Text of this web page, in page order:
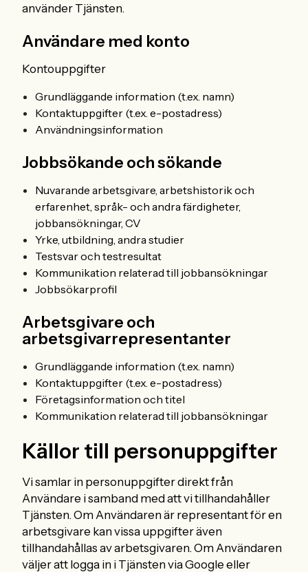
använder Tjänsten.
Användare med konto
Kontouppgifter
Grundläggande information (t.ex. namn)
Kontaktuppgifter (t.ex. e-postadress)
Användningsinformation
Jobbsökande och sökande
Nuvarande arbetsgivare, arbetshistorik och
erfarenhet, språk- och andra färdigheter,
jobbansökningar, CV
Yrke, utbildning, andra studier
Testsvar och testresultat
Kommunikation relaterad till jobbansökningar
Jobbsökarprofil
Arbetsgivare och
arbetsgivarrepresentanter
Grundläggande information (t.ex. namn)
Kontaktuppgifter (t.ex. e-postadress)
Företagsinformation och titel
Kommunikation relaterad till jobbansökningar
Källor till personuppgifter
Vi samlar in personuppgifter direkt från
Användare i samband med att vi tillhandahåller
Tjänsten. Om Användaren är representant för en
arbetsgivare kan vissa uppgifter även
tillhandahållas av arbetsgivaren. Om Användaren
väljer att logga in i Tjänsten via Google eller